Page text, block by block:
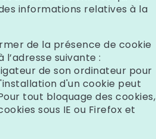
informations relatives à la
de la présence de cookie
suivante :
de son ordinateur pour
d'un cookie peut
tout bloquage des cookies,
sous IE ou Firefox et